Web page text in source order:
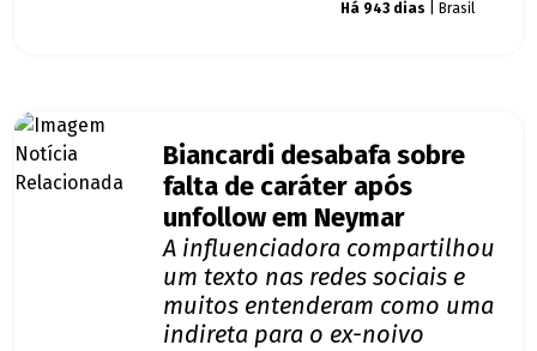
Há 943 dias | Brasil
Biancardi desabafa sobre
falta de caráter após
unfollow em Neymar
A influenciadora compartilhou
um texto nas redes sociais e
muitos entenderam como uma
indireta para o ex-noivo